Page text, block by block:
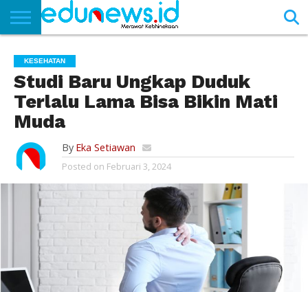
NEWS
EDUNEWS
LITERASI
PUSTAKA
SOSOK
TEKNO
KHASANAH
SASTRA
KESEHATAN
Studi Baru Ungkap Duduk
Terlalu Lama Bisa Bikin Mati
Muda
By Eka Setiawan
Posted on Februari 3, 2024